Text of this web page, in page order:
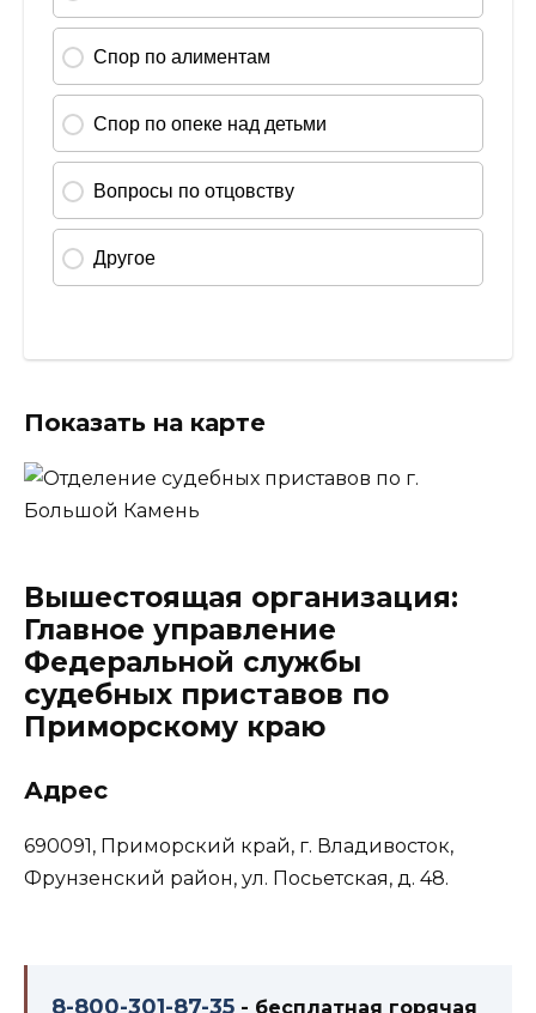
Показать на карте
Вышестоящая организация:
Главное управление
Федеральной службы
судебных приставов по
Приморскому краю
Адрес
690091, Приморский край, г. Владивосток,
Фрунзенский район, ул. Посьетская, д. 48.
8-800-301-87-35 - бесплатная горячая